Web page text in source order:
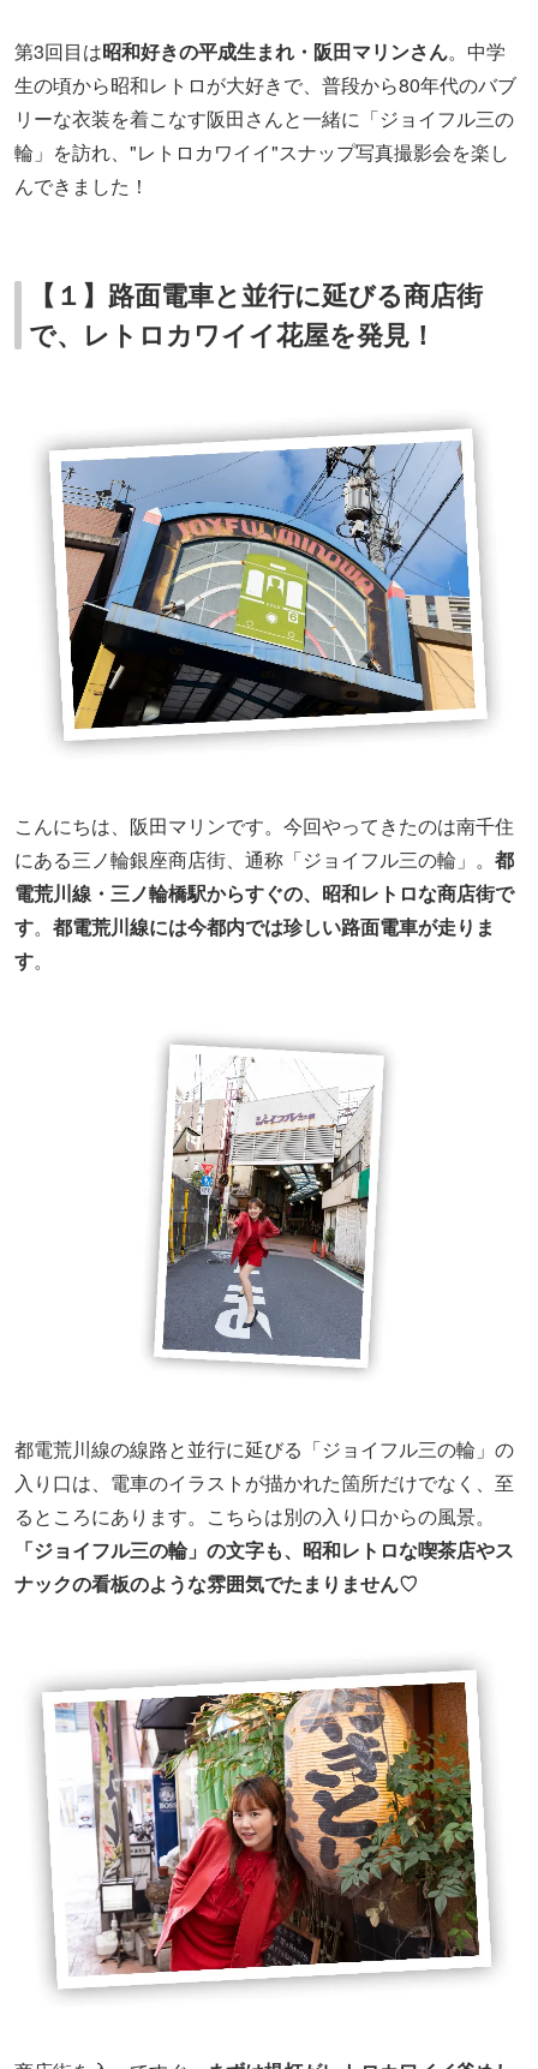
第3回目は昭和好きの平成生まれ・阪田マリンさん。中学
生の頃から昭和レトロが大好きで、普段から80年代のバブ
リーな衣装を着こなす阪田さんと一緒に「ジョイフル三の
輪」を訪れ、"レトロカワイイ"スナップ写真撮影会を楽し
んできました！
【１】路面電車と並行に延びる商店街
で、レトロカワイイ花屋を発見！
こんにちは、阪田マリンです。今回やってきたのは南千住
にある三ノ輪銀座商店街、通称「ジョイフル三の輪」。 都
電荒川線・三ノ輪橋駅からすぐの、昭和レトロな商店街で
す。 都電荒川線には今都内では珍しい路面電車が走りま
す。
都電荒川線の線路と並行に延びる「ジョイフル三の輪」の
入り口は、電車のイラストが描かれた箇所だけでなく、至
るところにあります。こちらは別の入り口からの風景。
「ジョイフル三の輪」の文字も、昭和レトロな喫茶店やス
ナックの看板のような雰囲気でたまりません♡